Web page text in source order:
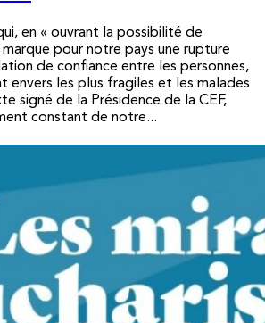
en « ouvrant la possibilité de
pour notre pays une rupture
de confiance entre les personnes,
envers les plus fragiles et les malades
signé de la Présidence de la CEF,
constant de notre...